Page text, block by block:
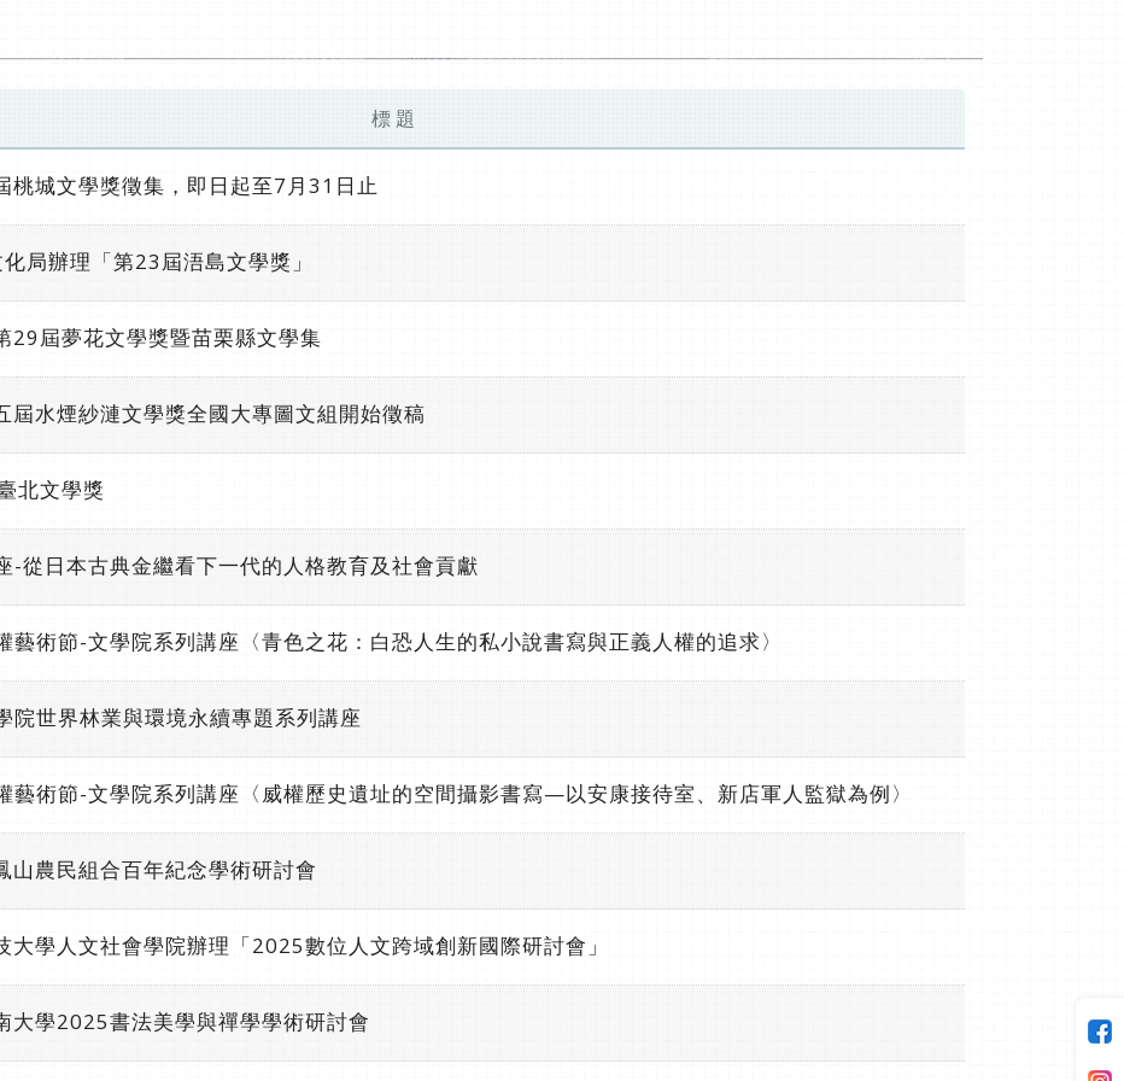
標 題
桃城文學獎徵集，即日起至7月31日止
化局辦理「第23屆浯島文學獎」
29屆夢花文學獎暨苗栗縣文學集
屆水煙紗漣文學獎全國大專圖文組開始徵稿
北文學獎
-從日本古典金繼看下一代的人格教育及社會貢獻
藝術節-文學院系列講座〈青色之花：白恐人生的私小說書寫與正義人權的追求〉
院世界林業與環境永續專題系列講座
藝術節-文學院系列講座〈威權歷史遺址的空間攝影書寫—以安康接待室、新店軍人監獄為例〉
山農民組合百年紀念學術研討會
大學人文社會學院辦理「2025數位人文跨域創新國際研討會」
大學2025書法美學與禪學學術研討會